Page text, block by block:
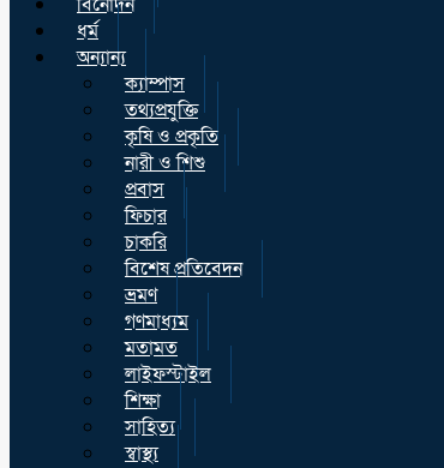
ধর্ম
অন্যান্য
ক্যাম্পাস
তথ্যপ্রযুক্তি
কৃষি ও প্রকৃতি
নারী ও শিশু
প্রবাস
ফিচার
চাকরি
বিশেষ প্রতিবেদন
ভ্রমণ
গণমাধ্যম
মতামত
লাইফস্টাইল
শিক্ষা
সাহিত্য
স্বাস্থ্য